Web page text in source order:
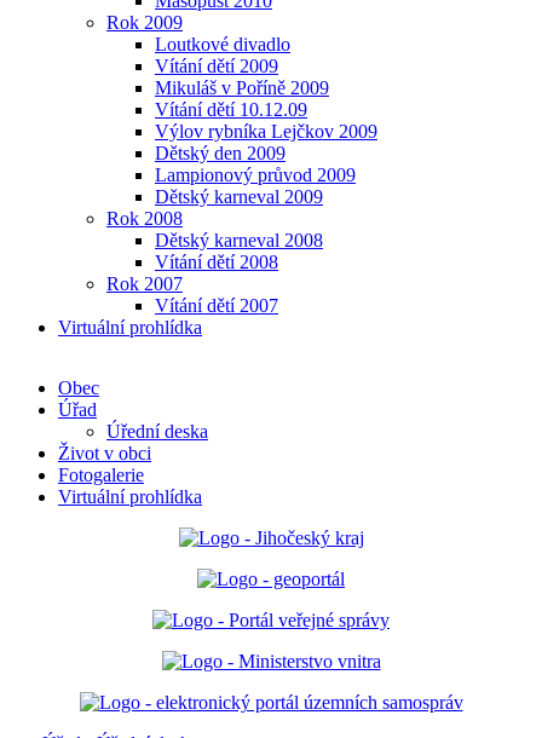
Rok 2009
Loutkové divadlo
Vítání dětí 2009
Mikuláš v Poříně 2009
Vítání dětí 10.12.09
Výlov rybníka Lejčkov 2009
Dětský den 2009
Lampionový průvod 2009
Dětský karneval 2009
Rok 2008
Dětský karneval 2008
Vítání dětí 2008
Rok 2007
Vítání dětí 2007
Virtuální prohlídka
Obec
Úřad
Úřední deska
Život v obci
Fotogalerie
Virtuální prohlídka